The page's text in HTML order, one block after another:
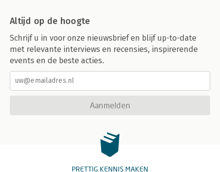
Altijd op de hoogte
Schrijf u in voor onze nieuwsbrief en blijf up-to-date
met relevante interviews en recensies, inspirerende
events en de beste acties.
Aanmelden
PRETTIG KENNIS MAKEN